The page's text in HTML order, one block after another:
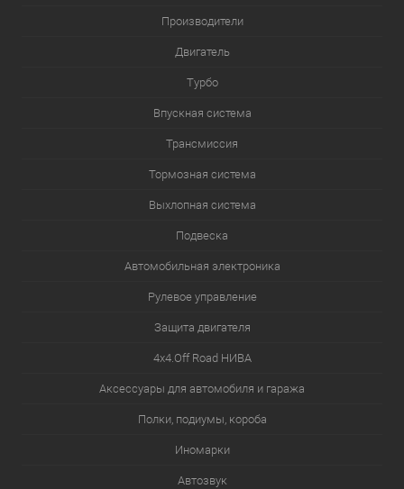
Производители
Двигатель
Турбо
Впускная система
Трансмиссия
Тормозная система
Выхлопная система
Подвеска
Автомобильная электроника
Рулевое управление
Защита двигателя
4х4.Off Road НИВА
Аксессуары для автомобиля и гаража
Полки, подиумы, короба
Иномарки
Автозвук